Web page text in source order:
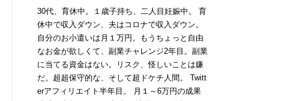
30代、育休中。１歳子持ち、二人目妊娠中。 育
休中で収入ダウン、夫はコロナで収入ダウン。
自分のお小遣いは月１万円。もうちょっと自由
なお金が欲しくて、副業チャレンジ2年目。副業
に当てる資金はない。リスク、怪しいことは嫌
だ。超超保守的な、そして超ドケチ人間。 Twitt
erアフィリエイト半年目。 月１～6万円の成果